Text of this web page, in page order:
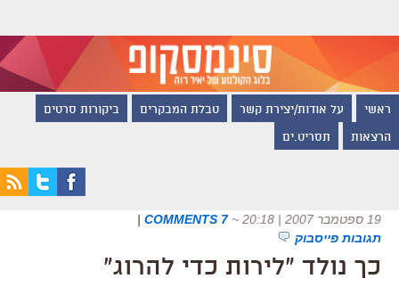
ראשי על אודות/יצירת קשר טבלת המבקרים ביקורות סרטים
הרצאות תסריט.ים
19 ספטמבר 2007 | 20:18 ~
7 COMMENTS
|
תגובות פייסבוק
כך נולד "לירות כדי להרוג"